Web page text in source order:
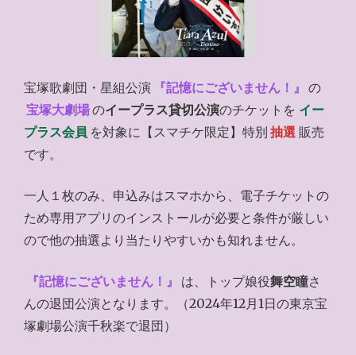
宝塚歌劇団・星組公演 『記憶にございません！』
の
宝塚大劇場のイープラス貸切公演のチケットを イー
プラス会員 を対象に【スマチケ限定】特別 抽選 販売
です。
一人１枚のみ、申込みはスマホから、電子チケットの
ため専用アプリのインストールが必要と条件が厳しい
ので他の抽選より当たりやすいかも知れません。
『記憶にございません！』 は、トップ娘役舞空瞳さ
んの退団公演となります。（2024年12月1日の東京宝
塚劇場公演千秋楽で退団）